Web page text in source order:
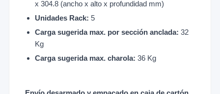
x 304.8 (ancho x alto x profundidad mm)
Unidades Rack: 5
Carga sugerida max. por sección anclada: 32
Kg
Carga sugerida max. charola: 36 Kg